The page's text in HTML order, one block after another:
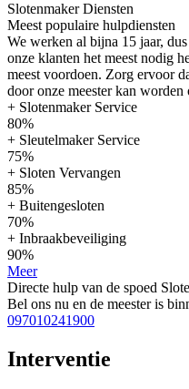
Slotenmaker Diensten
Meest populaire hulpdiensten
We werken al bijna 15 jaar,
onze klanten het meest nodig
meest voordoen. Zorg ervoor
door onze meester kan worden
+ Slotenmaker Service
80%
+ Sleutelmaker Service
75%
+ Sloten Vervangen
85%
+ Buitengesloten
70%
+ Inbraakbeveiliging
90%
Meer
Directe hulp van de spoed
Bel ons nu en de meester is
097010241900
Interventie